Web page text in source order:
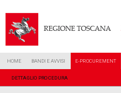
HOME BANDI E AVVISI E-PROCUREMENT
DETTAGLIO PROCEDURA